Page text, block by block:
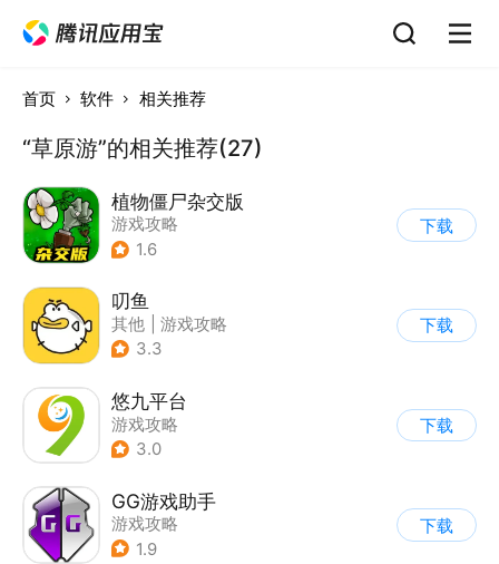
首页 软件 相关推荐
“草原游”的相关推荐(27)
植物僵尸杂交版
游戏攻略
1.6
下载
叨鱼
其他
游戏攻略
3.3
下载
悠九平台
游戏攻略
3.0
下载
GG游戏助手
游戏攻略
1.9
下载